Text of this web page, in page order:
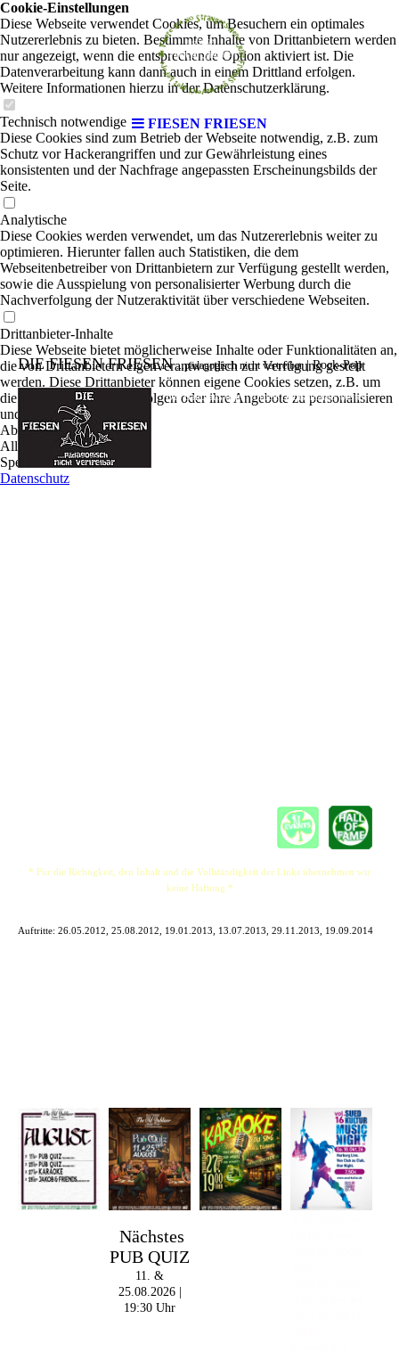
FIESEN FRIESEN
DIE FIESEN FRIESEN ...pädagogisch nicht vertretbar |Rock-Pop
Die Band aus dem Norden Deutschlands besteht
* Für die Richtigkeit, den Inhalt und die Vollständigkeit der Links übernehmen wir
keine Haftung *
Auftritte: 26.05.2012, 25.08.2012, 19.01.2013, 13.07.2013, 29.11.2013, 19.09.2014
Nächstes
PUB QUIZ
11. &
25.08.2026 |
19:30 Uhr
Cookie-Einstellungen
Diese Webseite verwendet Cookies, um Besuchern ein optimales
Nutzererlebnis zu bieten. Bestimmte Inhalte von Drittanbietern werden
nur angezeigt, wenn die entsprechende Option aktiviert ist. Die
Datenverarbeitung kann dann auch in einem Drittland erfolgen.
Weitere Informationen hierzu in der Datenschutzerklärung.
Technisch notwendige
Diese Cookies sind zum Betrieb der Webseite notwendig, z.B. zum
Schutz vor Hackerangriffen und zur Gewährleistung eines
konsistenten und der Nachfrage angepassten Erscheinungsbilds der
Seite.
Analytische
Diese Cookies werden verwendet, um das Nutzererlebnis weiter zu
optimieren. Hierunter fallen auch Statistiken, die dem
Webseitenbetreiber von Drittanbietern zur Verfügung gestellt werden,
sowie die Ausspielung von personalisierter Werbung durch die
Nachverfolgung der Nutzeraktivität über verschiedene Webseiten.
Drittanbieter-Inhalte
Diese Webseite bietet möglicherweise Inhalte oder Funktionalitäten an,
die von Drittanbietern eigenverantwortlich zur Verfügung gestellt
werden. Diese Drittanbieter können eigene Cookies setzen, z.B. um
die Nutzeraktivität zu verfolgen oder ihre Angebote zu personalisieren
und zu optimieren.
Ablehnen
Alle akzeptieren
Speichern
Datenschutz